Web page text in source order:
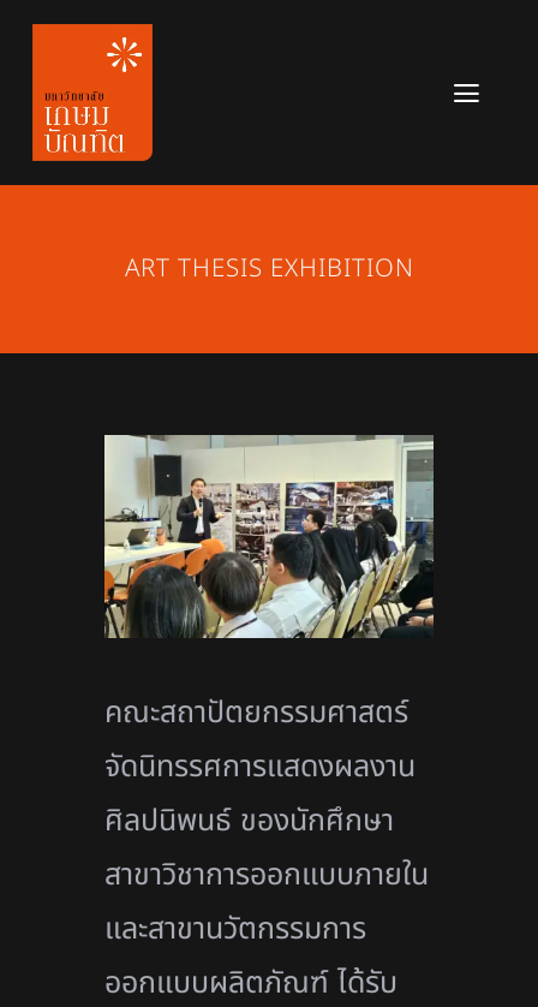
Skip
content
หลักสูตร
สมัครเรียน
ART THESIS EXHIBITION
คณะสถาปัตยกรรมศาสตร์
จัดนิทรรศการแสดงผลงาน
ศิลปนิพนธ์ ของนักศึกษา
สาขาวิชาการออกแบบภายใน
และสาขานวัตกรรมการ
ออกแบบผลิตภัณฑ์ ได้รับ